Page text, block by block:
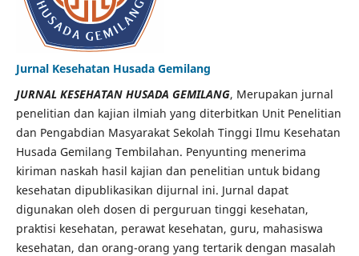
Jurnal Kesehatan Husada Gemilang
JURNAL KESEHATAN HUSADA GEMILANG, Merupakan jurnal
penelitian dan kajian ilmiah yang diterbitkan Unit Penelitian
dan Pengabdian Masyarakat Sekolah Tinggi Ilmu Kesehatan
Husada Gemilang Tembilahan. Penyunting menerima
kiriman naskah hasil kajian dan penelitian untuk bidang
kesehatan dipublikasikan dijurnal ini. Jurnal dapat
digunakan oleh dosen di perguruan tinggi kesehatan,
praktisi kesehatan, perawat kesehatan, guru, mahasiswa
kesehatan, dan orang-orang yang tertarik dengan masalah